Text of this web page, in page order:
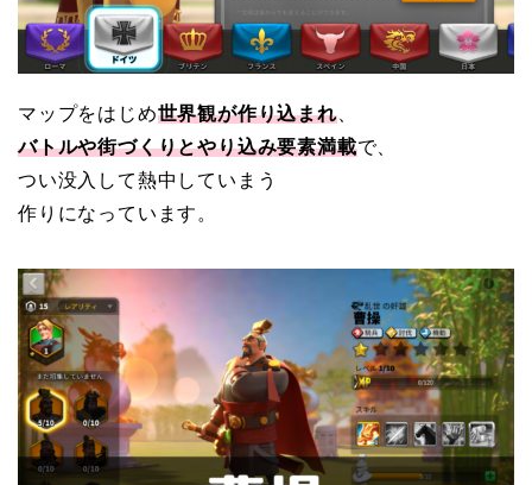
マップをはじめ世界観が作り込まれ、
バトルや街づくりとやり込み要素満載で、
つい没入して熱中していまう
作りになっています。